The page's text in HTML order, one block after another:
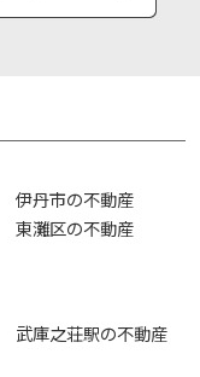
伊丹市の不動産
東灘区の不動産
武庫之荘駅の不動産